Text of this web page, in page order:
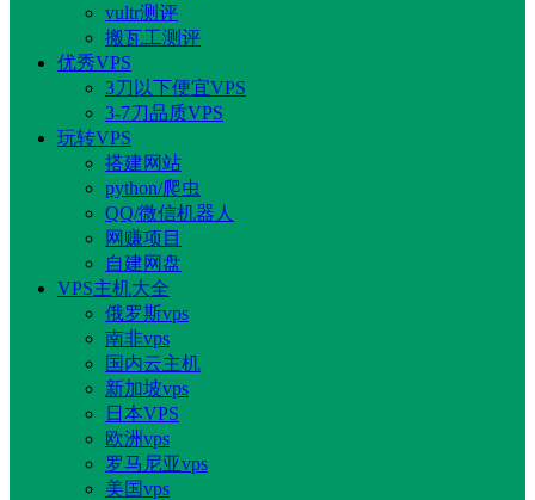
vultr测评
搬瓦工测评
优秀VPS
3刀以下便宜VPS
3-7刀品质VPS
玩转VPS
搭建网站
python/爬虫
QQ/微信机器人
网赚项目
自建网盘
VPS主机大全
俄罗斯vps
南非vps
国内云主机
新加坡vps
日本VPS
欧洲vps
罗马尼亚vps
美国vps